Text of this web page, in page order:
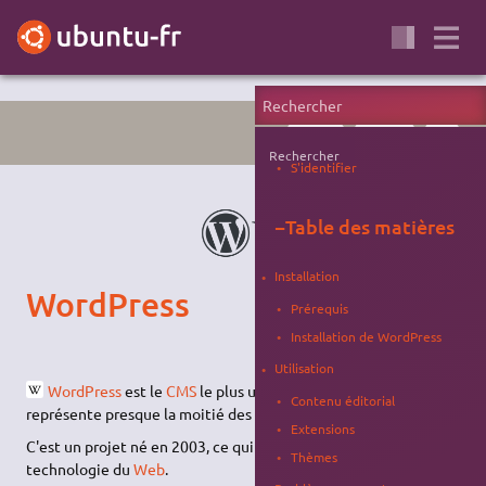
SERVEUR INTERNET CMS
WordPress
WordPressest le CMSle plus utilisé du monde. En 2025 il
représente presque la moitié des sites Internet !
C'est un projet né en 2003, ce qui est ancien pour une
technologie duWeb.
Rechercher
S'identifier
−Table des matières
Installation
Prérequis
Installation de WordPress
Utilisation
Contenu éditorial
Extensions
Thèmes